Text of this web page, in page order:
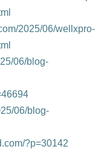
2025/06/wellxpro-
06/blog-
06/blog-
?p=30142